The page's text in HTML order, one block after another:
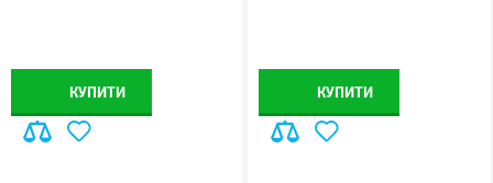
КУПИТИ КУПИТИ